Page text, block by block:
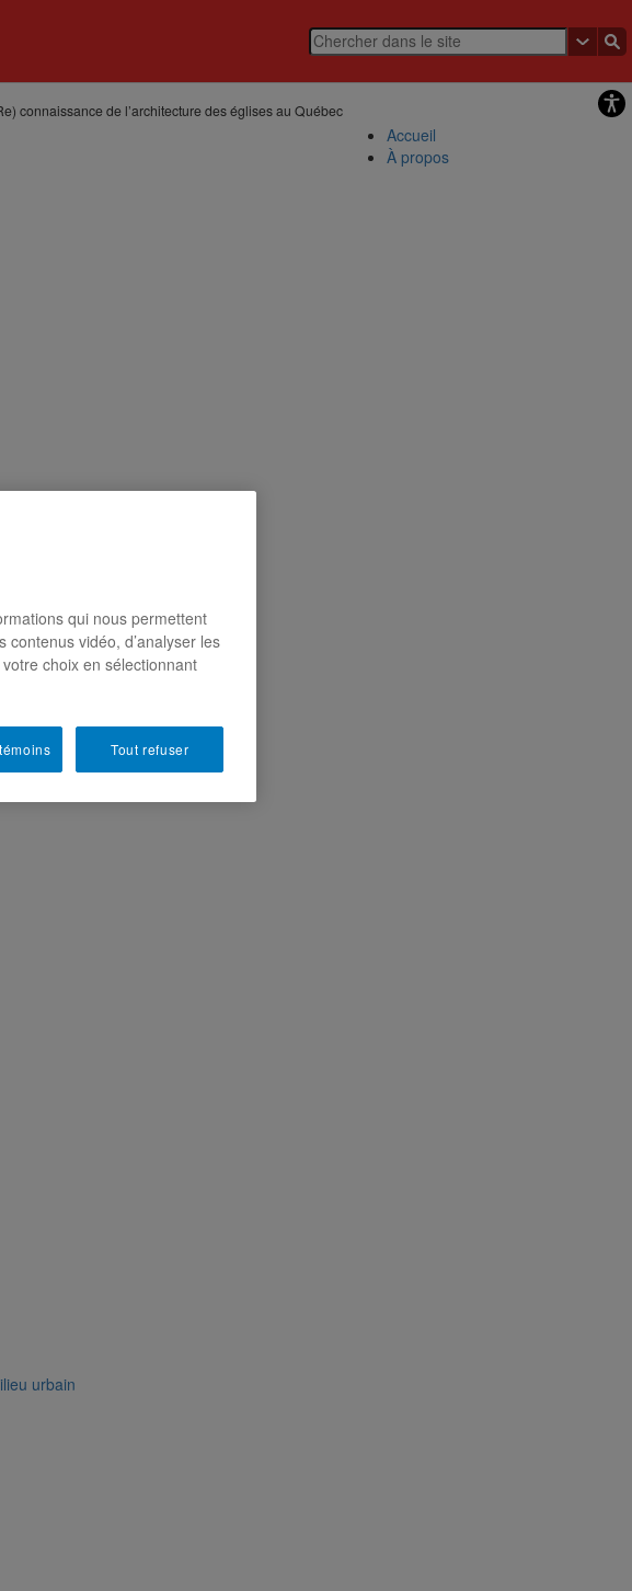
connaissance de l’architecture des églises au Québec
Accueil
À propos
urbain
qui nous permettent
vidéo, d’analyser les
choix en sélectionnant
Tout refuser